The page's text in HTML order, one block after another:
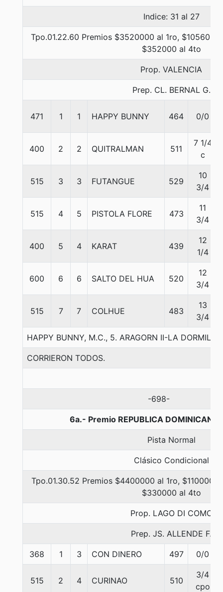
Indice: 31 al 27
Tpo.01.22.60 Premios $3520000 al 1ro,
$352000 al 4to
Prop. VALENCIA
Prep. CL. BERNAL G.
471 1 1 HAPPY BUNNY 464 0/0
400 2 2 QUITRALMAN 511
7 1/4
c
515 3 3 FUTANGUE 529
10
3/4
515 4 5 PISTOLA FLORE 473
11
3/4
400 5 4 KARAT 439
12
1/4
600 6 6 SALTO DEL HUA 520
12
3/4
515 7 7 COLHUE 483
13
3/4
HAPPY BUNNY, M.C., 5. ARAGORN II-LA
CORRIERON TODOS.
-698-
6a.- Premio REPUBLICA
Pista Normal
Clásico Condicional
Tpo.01.30.52 Premios $4400000 al 1ro,
$330000 al 4to
Prop. LAGO DI COMO
Prep. JS. ALLENDE F.
368 1 3 CON DINERO 497 0/0
515 2 4 CURINAO 510
3/4
cpo